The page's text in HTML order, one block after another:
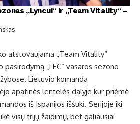
„Lyncui“ ir „Team Vitality“ –
atstovaujama „Team Vitality“
pasirodymą „LEC“ vasaros sezono
Lietuvio komanda
apatinės lentelės dalyje kur priėmė
iš Ispanijos iššūkį. Serijoje iki
visų trijų žaidimų, bet galiausiai